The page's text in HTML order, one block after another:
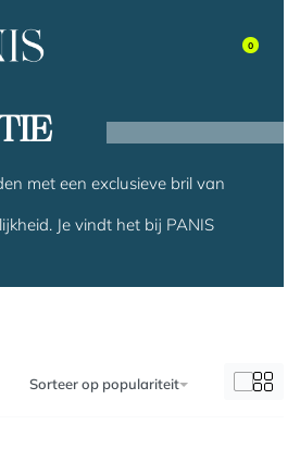
0
met een exclusieve bril van
Je vindt het bij PANIS
Sorteer op populariteit